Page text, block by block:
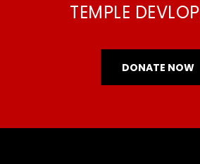
TEMPLE
DONATE NOW